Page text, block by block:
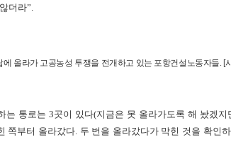
더라”.
에 올라가 고공농성 투쟁을 전개하고 있는 포항건설노동자들. [
는 통로는 3곳이 있다(지금은 못 올라가도록 해 놨겠지
쪽부터 올라갔다. 두 번을 올라갔다가 막힌 것을 확인